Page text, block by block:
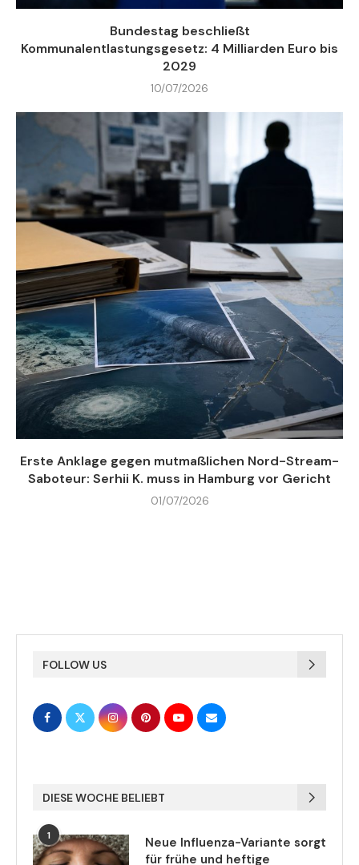
Bundestag beschließt
Kommunalentlastungsgesetz: 4 Milliarden Euro bis
2029
10/07/2026
Erste Anklage gegen mutmaßlichen Nord-Stream-
Saboteur: Serhii K. muss in Hamburg vor Gericht
01/07/2026
FOLLOW US
DIESE WOCHE BELIEBT
1
Neue Influenza-Variante sorgt
für frühe und heftige